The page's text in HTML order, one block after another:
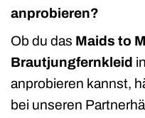
anprobieren?
Ob du das Maids to
Brautjungfernkleid
anprobieren kannst,
bei unseren